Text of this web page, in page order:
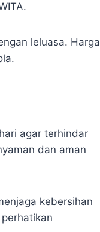
leluasa. Harga
agar terhindar
dan aman
kebersihan